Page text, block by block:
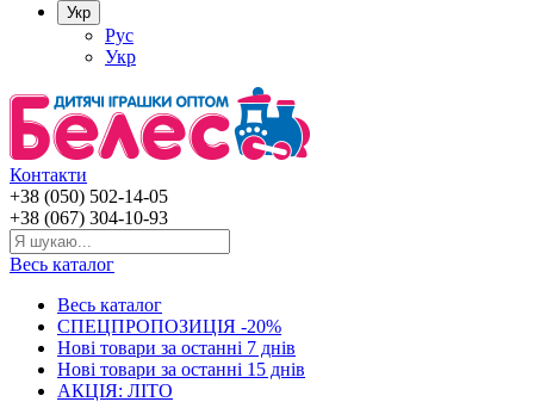
Укр
Рус
Укр
Контакти
+38 (050) 502-14-05
+38 (067) 304-10-93
Весь каталог
Весь каталог
СПЕЦПРОПОЗИЦІЯ -20%
Нові товари за останнi 7 днiв
Нові товари за останнi 15 днiв
АКЦІЯ: ЛІТО